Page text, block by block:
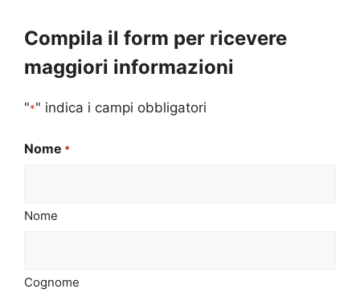
Compila il form per ricevere
maggiori informazioni
"*" indica i campi obbligatori
Nome *
Nome
Cognome